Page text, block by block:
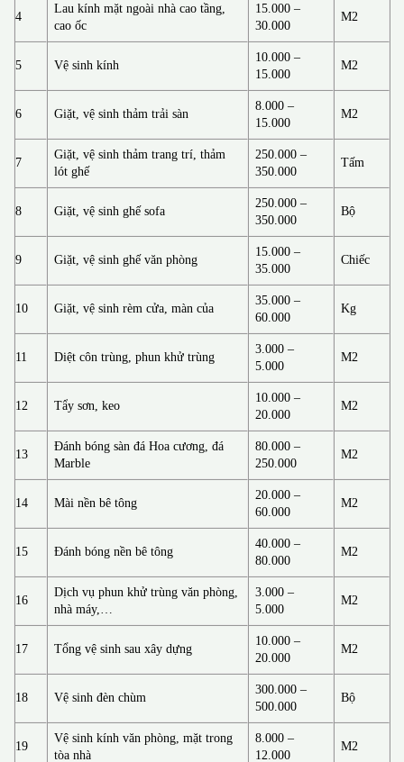
4
Lau kính mặt ngoài nhà cao tầng,
cao ốc
15.000 –
30.000
M2
5 Vệ sinh kính
10.000 –
15.000
M2
6 Giặt, vệ sinh thảm trải sàn
8.000 –
15.000
M2
7
Giặt, vệ sinh thảm trang trí, thảm
lót ghế
250.000 –
350.000
Tấm
8 Giặt, vệ sinh ghế sofa
250.000 –
350.000
Bộ
9 Giặt, vệ sinh ghế văn phòng
15.000 –
35.000
Chiếc
10 Giặt, vệ sinh rèm cửa, màn của
35.000 –
60.000
Kg
11 Diệt côn trùng, phun khử trùng
3.000 –
5.000
M2
12 Tẩy sơn, keo
10.000 –
20.000
M2
13
Đánh bóng sàn đá Hoa cương, đá
Marble
80.000 –
250.000
M2
14 Mài nền bê tông
20.000 –
60.000
M2
15 Đánh bóng nền bê tông
40.000 –
80.000
M2
16
Dịch vụ phun khử trùng văn phòng,
nhà máy,…
3.000 –
5.000
M2
17 Tổng vệ sinh sau xây dựng
10.000 –
20.000
M2
18 Vệ sinh đèn chùm
300.000 –
500.000
Bộ
19
Vệ sinh kính văn phòng, mặt trong
tòa nhà
8.000 –
12.000
M2